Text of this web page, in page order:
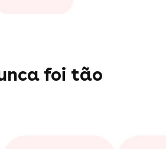
foi tão